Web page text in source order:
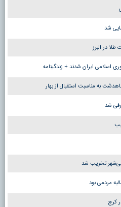
در البرز
اسلامی ایران شدند + زندگینامه
به مناسبت استقبال از بهار
شد
تخریب شد
مردمی بود